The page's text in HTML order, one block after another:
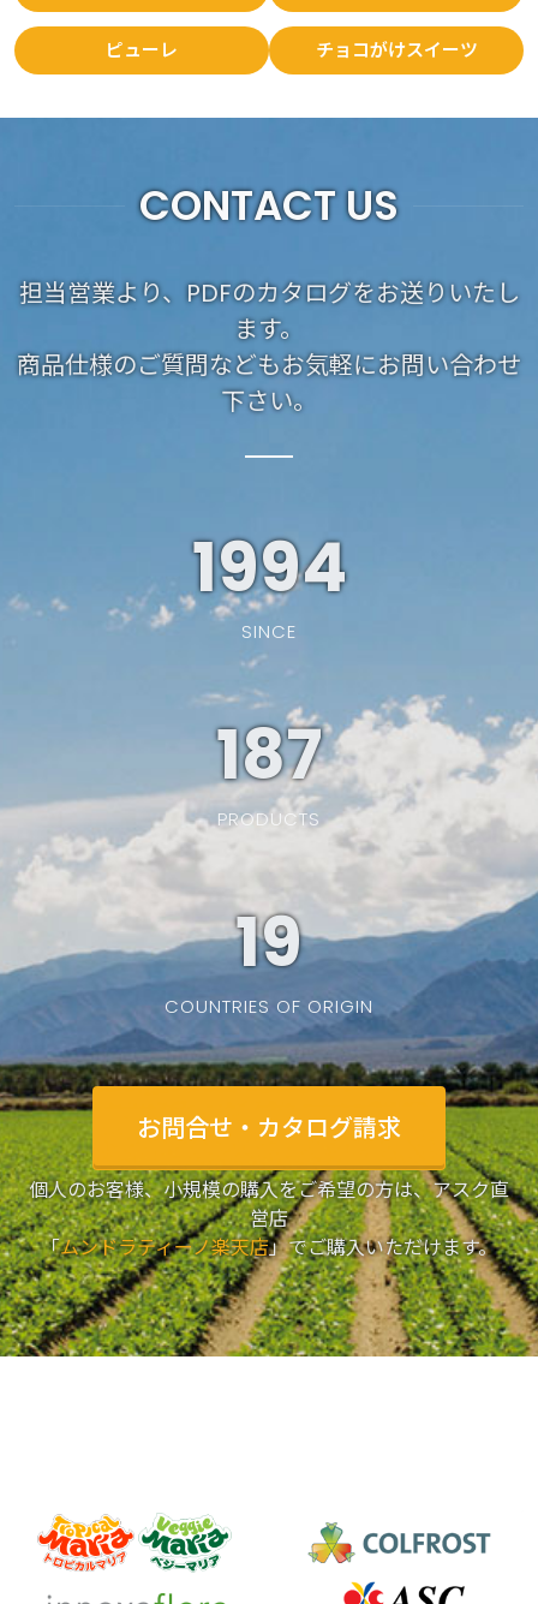
ピューレ チョコがけスイーツ
CONTACT US
担当営業より、PDFのカタログをお送りいたし
ます。
商品仕様のご質問などもお気軽にお問い合わせ
下さい。
1994
SINCE
187
PRODUCTS
19
COUNTRIES OF ORIGIN
お問合せ・カタログ請求
個人のお客様、小規模の購入をご希望の方は、アスク直
営店
「ムンドラティーノ楽天店」でご購入いただけます。